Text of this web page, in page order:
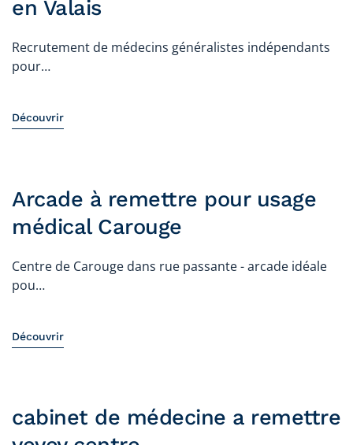
en Valais
Recrutement de médecins généralistes indépendants
pour…
Découvrir
Arcade à remettre pour usage
médical Carouge
Centre de Carouge dans rue passante - arcade idéale
pou…
Découvrir
cabinet de médecine a remettre